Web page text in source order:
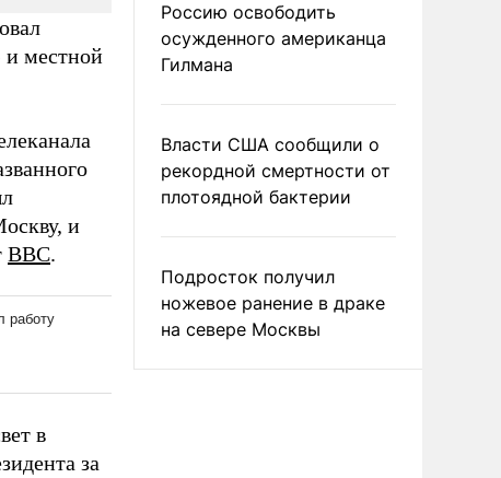
и местной
и
ВВС.
в
за
Россию освободить
осужденного американца
Гилмана
Власти США сообщили о
рекордной смертности от
плотоядной бактерии
Подросток получил
ножевое ранение в драке
на севере Москвы